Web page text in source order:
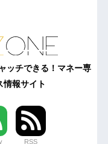
ッチできる！マネー専
情報サイト
RSS